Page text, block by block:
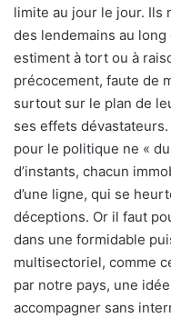
limite au jour le jour. Ils
des lendemains au
estiment à tort ou à
précocement, faute de
surtout sur le plan de
ses effets
pour le politique ne «
d’instants, chacun
d’une ligne, qui se
déceptions. Or il faut
dans une formidable
multisectoriel, comme
par notre pays, une
accompagner sans